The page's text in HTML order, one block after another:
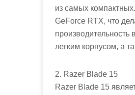
из самых
GeForce RTX, что
легким корпусом, а
2. Razer Blade 15
Razer Blade 15